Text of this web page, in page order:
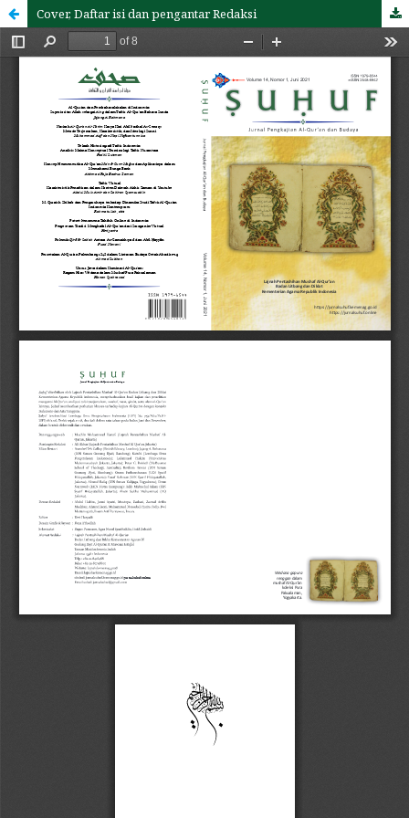
Cover, Daftar isi dan pengantar Redaksi